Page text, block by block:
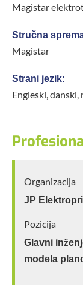
Magistar
Stručna
Magistar
Strani jezik:
Engleski, danski,
Organizacija
JP
Pozicija
Glavni
modela